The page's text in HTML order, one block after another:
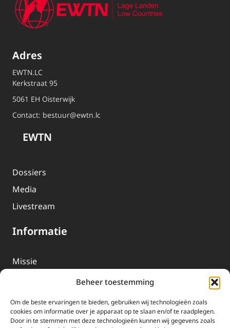
Beheer toestemming
Om de beste ervaringen te bieden, gebruiken wij technologieën zoals
cookies om informatie over je apparaat op te slaan en/of te raadplegen.
Door in te stemmen met deze technologieën kunnen wij gegevens zoals
Adres
EWTN.LC
Kerkstraat 95
5061 EH Oisterwijk
Contact: bestuur@ewtn.lc
EWTN
Dossiers
Media
Livestream
Informatie
Missie
EWTN-Team